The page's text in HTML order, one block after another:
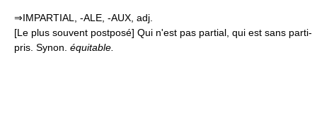
⇒IMPARTIAL, -ALE, -AUX, adj.
[Le plus souvent postposé] Qui n'est pas partial, qui est sans parti-
pris. Synon. équitable.